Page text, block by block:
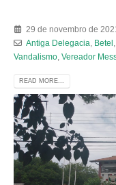
29 de novembro de
Antiga Delegacia
Betel
Vandalismo Vereador
READ MORE...